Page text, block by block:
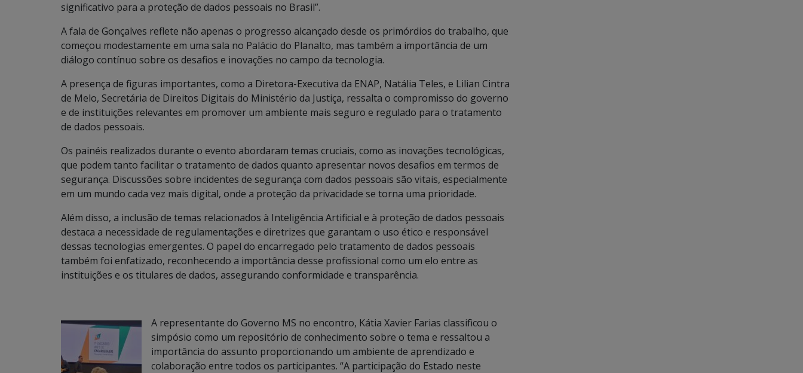
significativo para a proteção de dados pessoais no Brasil”.
A fala de Gonçalves reflete não apenas o progresso alcançado desde os primórdios do trabalho, que
começou modestamente em uma sala no Palácio do Planalto, mas também a importância de um
diálogo contínuo sobre os desafios e inovações no campo da tecnologia.
A presença de figuras importantes, como a Diretora-Executiva da ENAP, Natália Teles, e Lilian Cintra
de Melo, Secretária de Direitos Digitais do Ministério da Justiça, ressalta o compromisso do governo
e de instituições relevantes em promover um ambiente mais seguro e regulado para o tratamento
de dados pessoais.
Os painéis realizados durante o evento abordaram temas cruciais, como as inovações tecnológicas,
que podem tanto facilitar o tratamento de dados quanto apresentar novos desafios em termos de
segurança. Discussões sobre incidentes de segurança com dados pessoais são vitais, especialmente
em um mundo cada vez mais digital, onde a proteção da privacidade se torna uma prioridade.
Além disso, a inclusão de temas relacionados à Inteligência Artificial e à proteção de dados pessoais
destaca a necessidade de regulamentações e diretrizes que garantam o uso ético e responsável
dessas tecnologias emergentes. O papel do encarregado pelo tratamento de dados pessoais
também foi enfatizado, reconhecendo a importância desse profissional como um elo entre as
instituições e os titulares de dados, assegurando conformidade e transparência.
A representante do Governo MS no encontro, Kátia Xavier Farias classificou o
simpósio como um repositório de conhecimento sobre o tema e ressaltou a
importância do assunto proporcionando um ambiente de aprendizado e
colaboração entre todos os participantes. “A participação do Estado neste